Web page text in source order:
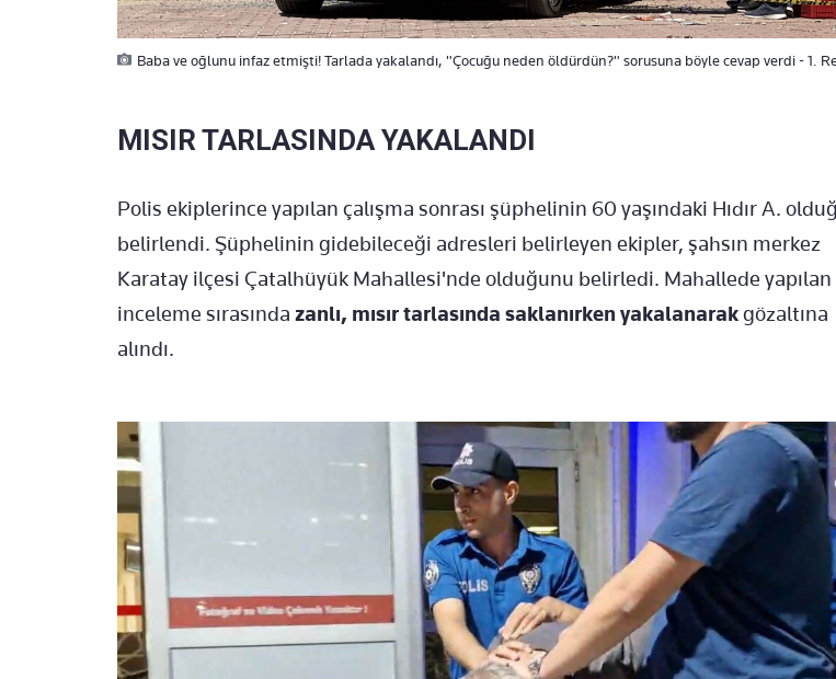
Baba ve oğlunu infaz etmişti! Tarlada yakalandı, "Çocuğu neden öldürdün?" sorusuna böyle cevap verdi - 1.
MISIR TARLASINDA YAKALANDI
Polis ekiplerince yapılan çalışma sonrası şüphelinin 60 yaşındaki Hıdır A.
belirlendi. Şüphelinin gidebileceği adresleri belirleyen ekipler, şahsın merkez
Karatay ilçesi Çatalhüyük Mahallesi'nde olduğunu belirledi. Mahallede yapılan
inceleme sırasında zanlı, mısır tarlasında saklanırken yakalanarakgözaltına
alındı.